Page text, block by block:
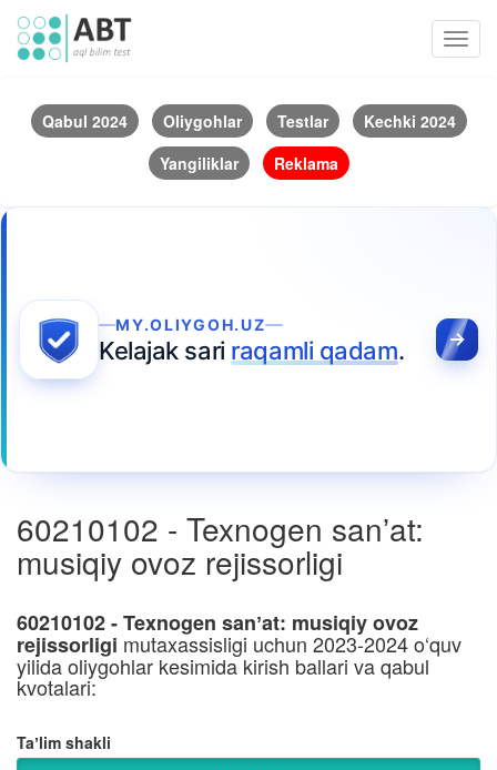
Qabul 2024 Oliygohlar Testlar
Kechki 2024
Yangiliklar
Reklama
MY.OLIYGOH.UZ
Kelajak sari raqamli qadam.
60210102 - Texnogen sanʼat:
musiqiy ovoz rejissorligi
60210102 - Texnogen sanʼat: musiqiy ovoz
rejissorligi mutaxassisligi uchun 2023-2024 o‘quv
yilida oliygohlar kesimida kirish ballari va qabul
kvotalari:
Taʼlim shakli